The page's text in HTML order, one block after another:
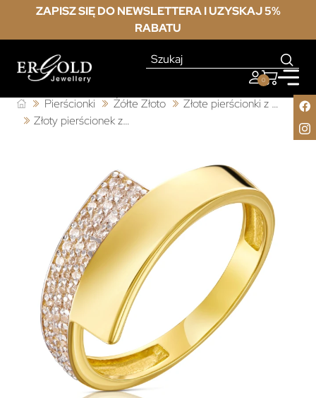
ZAPISZ SIĘ DO NEWSLETTERA I UZYSKAJ 5%
RABATU
0
Pierścionki Żółte Złoto
Złote pierścionki z cyrkonią
Złoty pierścionek z cyrkoniami próba 333